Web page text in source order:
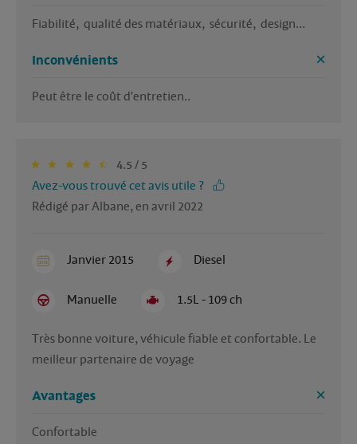
Fiabilité,  qualité des matériaux,  sécurité,  design...
Inconvénients
4.5 / 5
Avez-vous trouvé cet avis utile ?
Rédigé par Albane, en avril 2022
Janvier 2015 Diesel
Manuelle 1.5L - 109 ch
Très bonne voiture, véhicule fiable et confortable. Le
meilleur partenaire de voyage
Avantages
Confortable